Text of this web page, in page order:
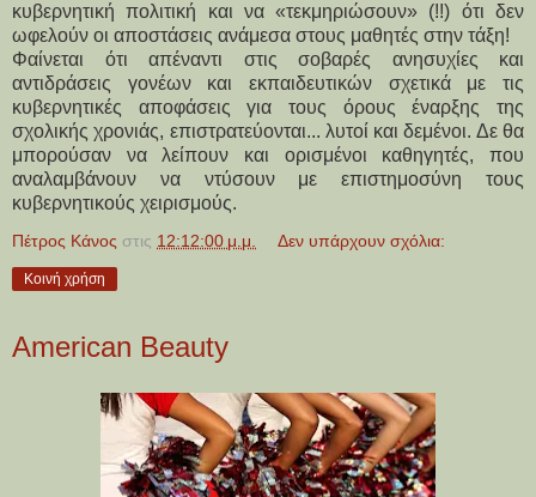
κυβερνητική πολιτική και να «τεκμηριώσουν» (!!) ότι δεν
ωφελούν οι αποστάσεις ανάμεσα στους μαθητές στην τάξη!
Φαίνεται ότι απέναντι στις σοβαρές ανησυχίες και
αντιδράσεις γονέων και εκπαιδευτικών σχετικά με τις
κυβερνητικές αποφάσεις για τους όρους έναρξης της
σχολικής χρονιάς, επιστρατεύονται... λυτοί και δεμένοι. Δε θα
μπορούσαν να λείπουν και ορισμένοι καθηγητές, που
αναλαμβάνουν να ντύσουν με επιστημοσύνη τους
κυβερνητικούς χειρισμούς.
Πέτρος Κάνος στις 12:12:00 μ.μ. Δεν υπάρχουν σχόλια:
Κοινή χρήση
American Beauty